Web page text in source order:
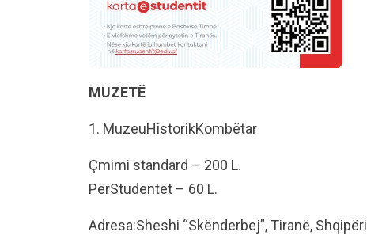
MUZETË
1. MuzeuHistorikKombëtar
Çmimi standard – 200 L.
PërStudentët – 60 L.
Adresa:Sheshi “Skënderbej”, Tiranë, Shqipëri